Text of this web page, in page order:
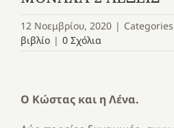
12 Νοεμβρίου, 2020 |
βιβλίο | 0 Σχόλια
Ο Κώστας και η Λένα.